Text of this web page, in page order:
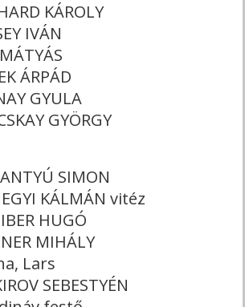
KÁROLY
IVÁN
ÁRPÁD
GYULA
GYÖRGY
SIMON
KÁLMÁN vitéz
HUGÓ
MIHÁLY
Lars
SEBESTYÉN